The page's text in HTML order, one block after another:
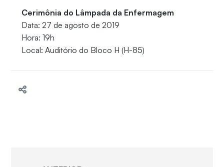
Cerimônia do Lâmpada da Enfermagem
Data: 27 de agosto de 2019
Hora: 19h
Local: Auditório do Bloco H (H-85)